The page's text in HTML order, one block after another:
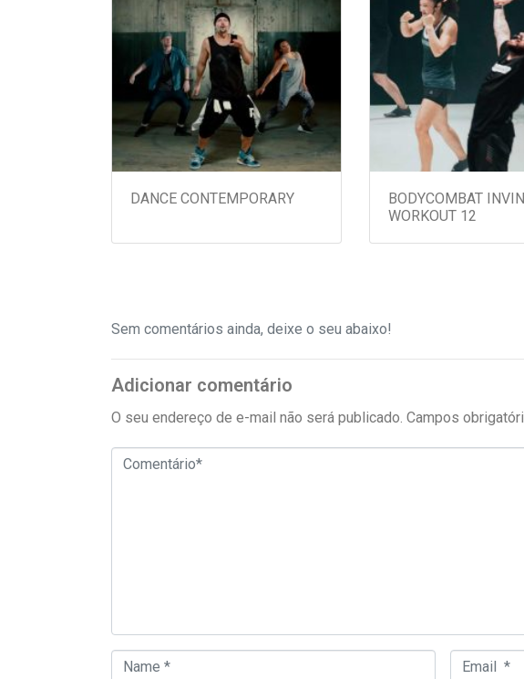
DANCE CONTEMPORARY
BODYCOMBAT
WORKOUT 12
Sem comentários ainda, deixe o seu abaixo!
Adicionar comentário
O seu endereço de e-mail não será publicado. Campos
Comentário*
Name * Email *